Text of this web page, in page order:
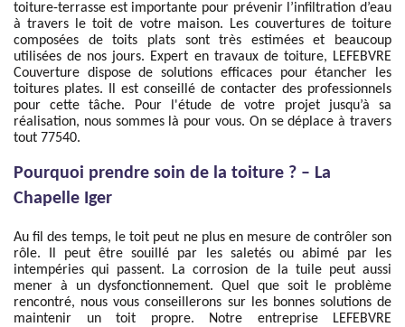
toiture-terrasse est importante pour prévenir l’infiltration d’eau
à travers le toit de votre maison. Les couvertures de toiture
composées de toits plats sont très estimées et beaucoup
utilisées de nos jours. Expert en travaux de toiture, LEFEBVRE
Couverture dispose de solutions efficaces pour étancher les
toitures plates. Il est conseillé de contacter des professionnels
pour cette tâche. Pour l'étude de votre projet jusqu’à sa
réalisation, nous sommes là pour vous. On se déplace à travers
tout 77540.
Pourquoi prendre soin de la toiture ? – La
Chapelle Iger
Au fil des temps, le toit peut ne plus en mesure de contrôler son
rôle. Il peut être souillé par les saletés ou abimé par les
intempéries qui passent. La corrosion de la tuile peut aussi
mener à un dysfonctionnement. Quel que soit le problème
rencontré, nous vous conseillerons sur les bonnes solutions de
maintenir un toit propre. Notre entreprise LEFEBVRE